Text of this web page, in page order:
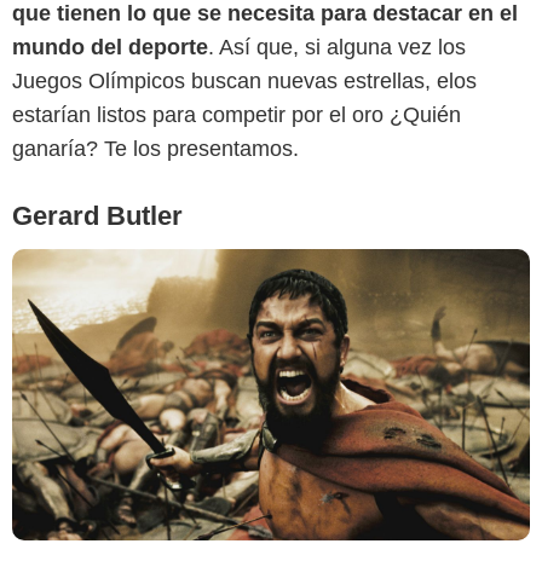
que tienen lo que se necesita para destacar en el
mundo del deporte. Así que, si alguna vez los
Juegos Olímpicos buscan nuevas estrellas, elos
estarían listos para competir por el oro ¿Quién
ganaría? Te los presentamos.
Gerard Butler
CNN